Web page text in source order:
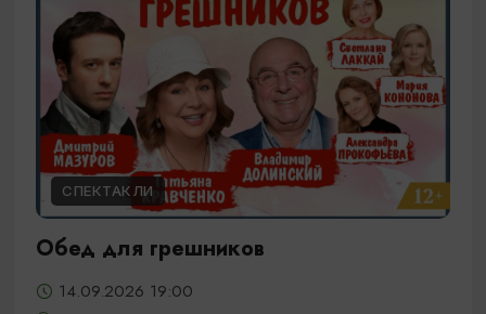
СПЕКТАКЛИ
Обед для грешников
14.09.2026 19:00